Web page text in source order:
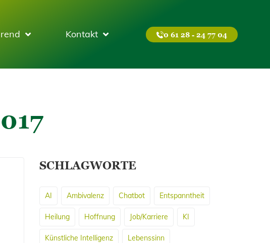
Kontakt 0 61 28 - 24 77 04
SCHLAGWORTE
AI Ambivalenz Chatbot Entspanntheit
Heilung Hoffnung Job/Karriere KI
Künstliche Intelligenz Lebenssinn